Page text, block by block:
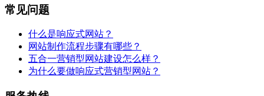
常见问题
什么是响应式网站？
网站制作流程步骤有哪些？
五合一营销型网站建设怎么样？
为什么要做响应式营销型网站？